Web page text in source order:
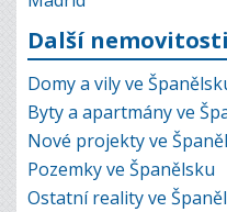
Další
Domy a vily ve
Byty a apartmány ve
Nové projekty ve
Pozemky ve Španělsku
Ostatní reality ve